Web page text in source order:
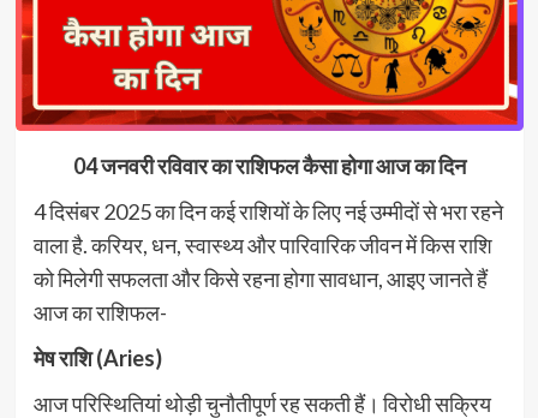
04 जनवरी रविवार का राशिफल कैसा होगा आज का दिन
4 दिसंबर 2025 का दिन कई राशियों के लिए नई उम्मीदों से भरा रहने
वाला है. करियर, धन, स्वास्थ्य और पारिवारिक जीवन में किस राशि
को मिलेगी सफलता और किसे रहना होगा सावधान, आइए जानते हैं
आज का राशिफल-
मेष राशि (Aries)
आज परिस्थितियां थोड़ी चुनौतीपूर्ण रह सकती हैं। विरोधी सक्रिय